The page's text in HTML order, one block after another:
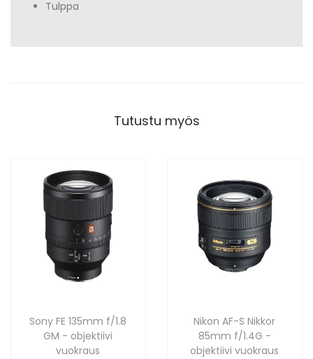
Tulppa
Tutustu myös
Sony FE 135mm f/1.8
GM - objektiivi
vuokraus
Nikon AF-S Nikkor
85mm f/1.4G -
objektiivi vuokraus